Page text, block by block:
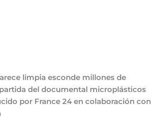
limpia esconde millones de
del documental microplásticos
por France 24 en colaboración con